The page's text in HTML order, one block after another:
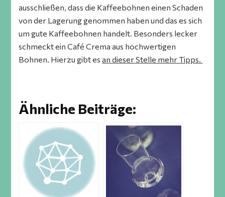
ausschließen, dass die Kaffeebohnen einen Schaden
von der Lagerung genommen haben und das es sich
um gute Kaffeebohnen handelt. Besonders lecker
schmeckt ein Café Crema aus hochwertigen
Bohnen. Hierzu gibt esan dieser Stelle mehr Tipps.
Ähnliche Beiträge: